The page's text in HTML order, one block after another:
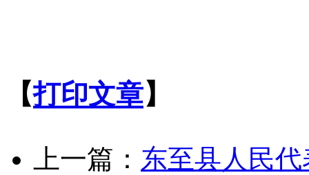
【打印文章】
上一篇： 东至县人民